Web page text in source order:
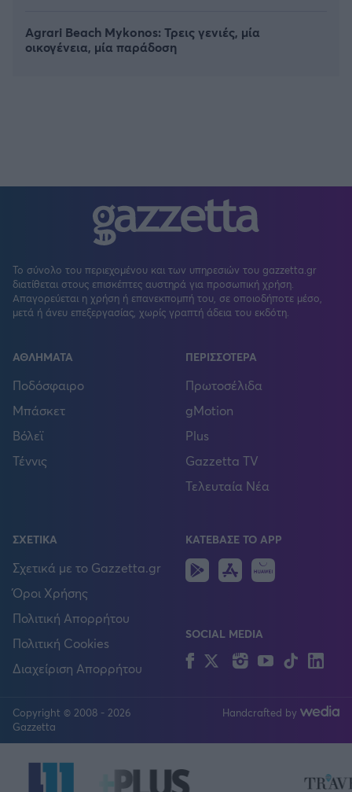
Agrari Beach Mykonos: Τρεις γενιές, μία
οικογένεια, μία παράδοση
Το σύνολο του περιεχομένου και των υπηρεσιών του gazzetta.gr
διατίθεται στους επισκέπτες αυστηρά για προσωπική χρήση.
Απαγορεύεται η χρήση ή επανεκπομπή του, σε οποιοδήποτε μέσο,
μετά ή άνευ επεξεργασίας, χωρίς γραπτή άδεια του εκδότη.
ΑΘΛΗΜΑΤΑ
Ποδόσφαιρο
Μπάσκετ
Βόλεϊ
Τέννις
ΠΕΡΙΣΣΟΤΕΡΑ
Πρωτοσέλιδα
gMotion
Plus
Gazzetta TV
Τελευταία Νέα
ΣΧΕΤΙΚΑ
Σχετικά με το Gazzetta.gr
Όροι Χρήσης
Πολιτική Απορρήτου
Πολιτική Cookies
Διαχείριση Απορρήτου
ΚΑΤΕΒΑΣΕ ΤΟ APP
Android
IOS
SOCIAL MEDIA
FacebookTwitterInstagram
YouTubeTikTok
Copyright © 2008 - 2026
Gazzetta
Handcrafted by